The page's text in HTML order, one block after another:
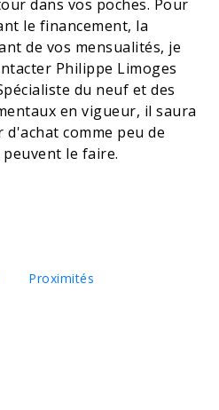
dans vos poches. Pour
le financement, la
de vos mensualités, je
Philippe Limoges
du neuf et des
en vigueur, il saura
comme peu de
le faire.
Proximités